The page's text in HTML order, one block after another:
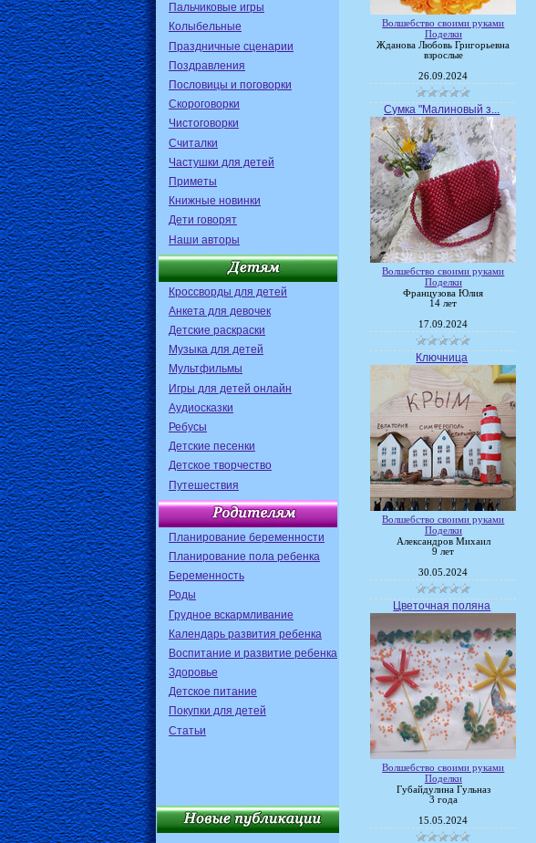
Пальчиковые игры
Колыбельные
Праздничные сценарии
Поздравления
Пословицы и поговорки
Скороговорки
Чистоговорки
Считалки
Частушки для детей
Приметы
Книжные новинки
Дети говорят
Наши авторы
Кроссворды для детей
Анкета для девочек
Детские раскраски
Музыка для детей
Мультфильмы
Игры для детей онлайн
Аудиосказки
Ребусы
Детские песенки
Детское творчество
Путешествия
Планирование беременности
Планирование пола ребенка
Беременность
Роды
Грудное вскармливание
Календарь развития ребенка
Воспитание и развитие ребенка
Здоровье
Детское питание
Покупки для детей
Статьи
Волшебство своими руками
Поделки
Жданова Любовь Григорьевна
взрослые
26.09.2024
Сумка "Малиновый з...
Волшебство своими руками
Поделки
Французова Юлия
14 лет
17.09.2024
Ключница
Волшебство своими руками
Поделки
Александров Михаил
9 лет
30.05.2024
Цветочная поляна
Волшебство своими руками
Поделки
Губайдулина Гульназ
3 года
15.05.2024